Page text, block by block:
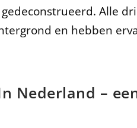
Alle
en hebben
Nederland –